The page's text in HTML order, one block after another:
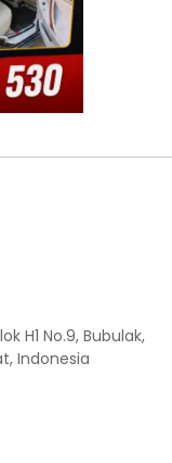
H1 No.9, Bubulak,
Indonesia